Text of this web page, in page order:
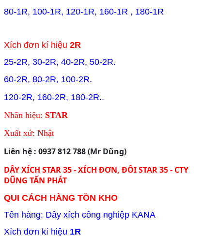
80-1R, 100-1R, 120-1R, 160-1R , 180-1R
Xích đơn kí hiệu 2R
25-2R, 30-2R, 40-2R, 50-2R.
60-2R, 80-2R, 100-2R.
120-2R, 160-2R, 180-2R..
Nhãn hiệu: STAR
Xuất xứ: Nhật
Liên hệ : 0937 812 788 (Mr Dũng)
DÂY XÍCH STAR 35 - XÍCH ĐƠN, ĐÔI STAR 35 - CTY
DŨNG TẤN PHÁT
QUI CÁCH HÀNG TỒN KHO
Tên hàng: Dây xích công nghiệp KANA
Xích đơn kí hiệu 1R